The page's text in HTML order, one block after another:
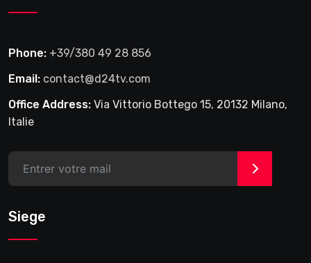
Phone: +39/380 49 28 856
Email: contact@d24tv.com
Office Address: Via Vittorio Bottego 15, 20132 Milano,
Italie
>
Siege